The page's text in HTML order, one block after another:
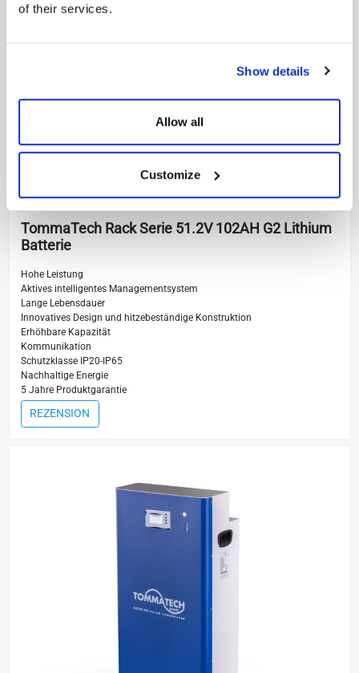
of their services.
Show details
Allow all
Customize
TommaTech Rack Serie 51.2V 102AH G2 Lithium
Batterie
Hohe Leistung
Aktives intelligentes Managementsystem
Lange Lebensdauer
Innovatives Design und hitzebeständige Konstruktion
Erhöhbare Kapazität
Kommunikation
Schutzklasse IP20-IP65
Nachhaltige Energie
5 Jahre Produktgarantie
REZENSION